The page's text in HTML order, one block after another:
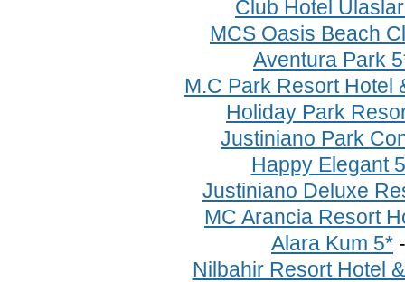
Club Hotel
MCS Oasis Beach
Aventura Park
M.C Park Resort Hotel
Holiday Park
Justiniano Park
Happy Elegant
Justiniano Deluxe
MC Arancia Resort
Alara Kum 5*
Nilbahir Resort Hotel